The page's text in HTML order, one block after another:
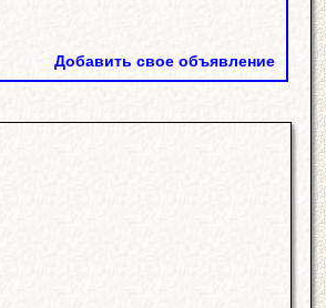
Добавить свое объявление